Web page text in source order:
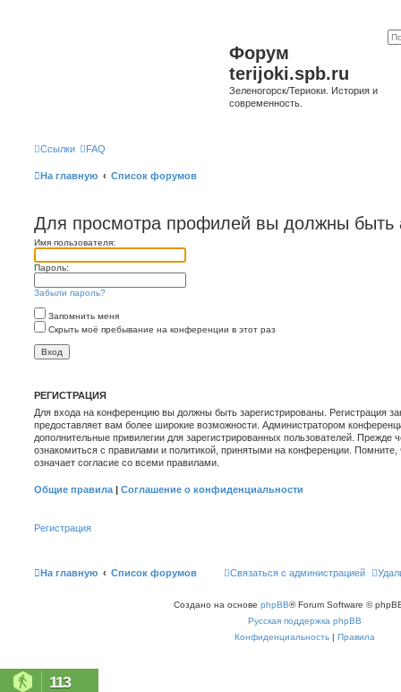
Форум
terijoki.spb.ru
Зеленогорск/Териоки. История и
современность.
Ссылки FAQ
На главную Список форумов
Для просмотра профилей вы должны быть
Имя пользователя:
Пароль:
Забыли пароль?
Запомнить меня
Скрыть моё пребывание на конференции в этот раз
РЕГИСТРАЦИЯ
Для входа на конференцию вы должны быть зарегистрированы. Регистрация
предоставляет вам более широкие возможности. Администратором
дополнительные привилегии для зарегистрированных пользователей. Прежде
ознакомиться с правилами и политикой, принятыми на конференции.
означает согласие со всеми правилами.
Общие правила | Соглашение о конфиденциальности
Регистрация
На главную Список форумов Связаться с администрацией
Создано на основе phpBB® Forum Software ©
Русская поддержка phpBB
Конфиденциальность | Правила
113